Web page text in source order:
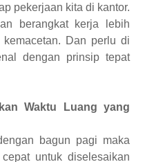
pekerjaan kita di kantor.
berangkat kerja lebih
Dan perlu di
dengan prinsip tepat
Waktu Luang yang
bagun pagi maka
untuk diselesaikan